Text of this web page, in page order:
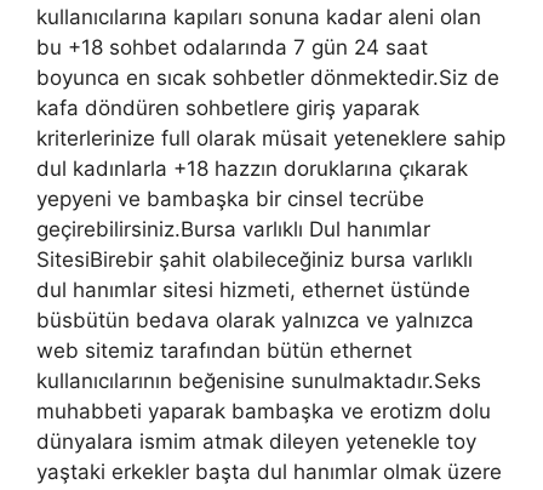
kullanıcılarına kapıları sonuna kadar aleni olan
bu +18 sohbet odalarında 7 gün 24 saat
boyunca en sıcak sohbetler dönmektedir.Siz de
kafa döndüren sohbetlere giriş yaparak
kriterlerinize full olarak müsait yeteneklere sahip
dul kadınlarla +18 hazzın doruklarına çıkarak
yepyeni ve bambaşka bir cinsel tecrübe
geçirebilirsiniz.Bursa varlıklı Dul hanımlar
SitesiBirebir şahit olabileceğiniz bursa varlıklı
dul hanımlar sitesi hizmeti, ethernet üstünde
büsbütün bedava olarak yalnızca ve yalnızca
web sitemiz tarafından bütün ethernet
kullanıcılarının beğenisine sunulmaktadır.Seks
muhabbeti yaparak bambaşka ve erotizm dolu
dünyalara ismim atmak dileyen yetenekle toy
yaştaki erkekler başta dul hanımlar olmak üzere